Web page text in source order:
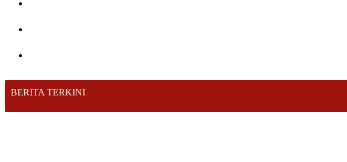
BERITA TERKINI